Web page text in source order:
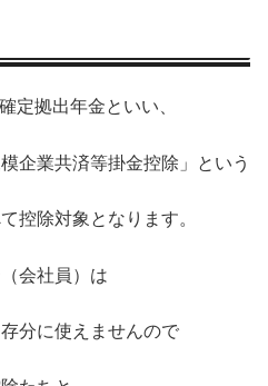
定拠出年金といい、
企業共済等掛金控除」という
控除対象となります。
会社員）は
分に使えませんので